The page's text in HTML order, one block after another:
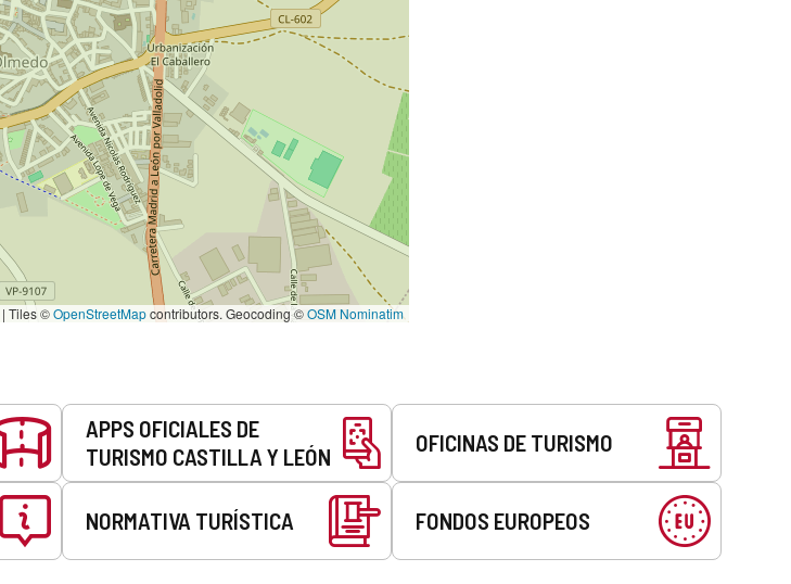
| Tiles ©OpenStreetMapcontributors. Geocoding ©OSM Nominatim
APPS OFICIALES DE
TURISMO CASTILLA Y LEÓN
OFICINAS DE TURISMO
NORMATIVA TURÍSTICA FONDOS EUROPEOS